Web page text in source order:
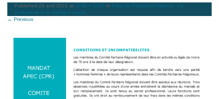
Published 29 avril 2021 at 1700 × 2200 in Edito du Président National : Le
paritarisme et le dialogue social
← Previous